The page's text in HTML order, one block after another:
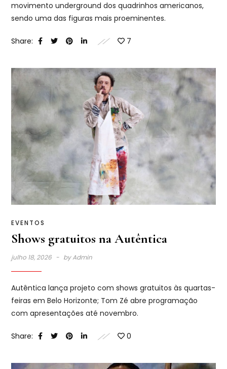
movimento underground dos quadrinhos americanos,
sendo uma das figuras mais proeminentes.
Share: 7
EVENTOS
Shows gratuitos na Autêntica
julho 18, 2026 byAdmin
Autêntica lança projeto com shows gratuitos às quartas-
feiras em Belo Horizonte; Tom Zé abre programação
com apresentações até novembro.
Share: 0